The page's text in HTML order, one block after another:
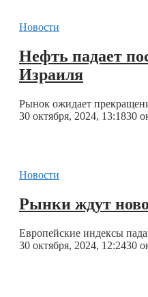
Новости
Нефть падает
Израиля
Рынок ожидает
30 октября, 2024, 13:1830
Новости
Рынки ждут
Европейские индексы
30 октября, 2024, 12:2430